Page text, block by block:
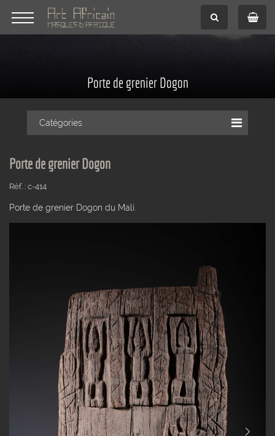
Porte de grenier Dogon
Catégories
Porte de grenier Dogon
Réf. : c-414
Porte de grenier Dogon du Mali.